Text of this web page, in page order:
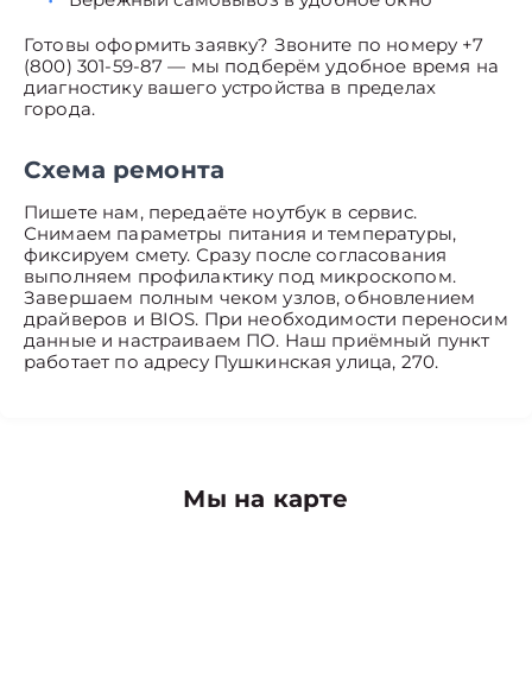
Готовы оформить заявку? Звоните по номеру +7
(800) 301-59-87 — мы подберём удобное время на
диагностику вашего устройства в пределах
города.
Схема ремонта
Пишете нам, передаёте ноутбук в сервис.
Снимаем параметры питания и температуры,
фиксируем смету. Сразу после согласования
выполняем профилактику под микроскопом.
Завершаем полным чеком узлов, обновлением
драйверов и BIOS. При необходимости переносим
данные и настраиваем ПО. Наш приёмный пункт
работает по адресу Пушкинская улица, 270.
Мы на карте